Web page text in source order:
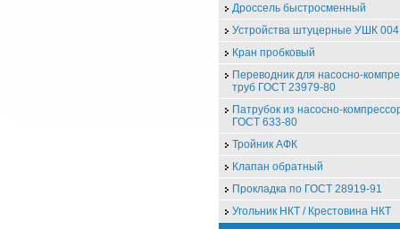
Дроссель быстросменный
Устройства штуцерные УШК
Кран пробковый
Переводник для насосно-
труб ГОСТ 23979-80
Патрубок из насосно-
ГОСТ 633-80
Тройник АФК
Клапан обратный
Прокладка по ГОСТ 28919-91
Угольник НКТ / Крестовина НКТ